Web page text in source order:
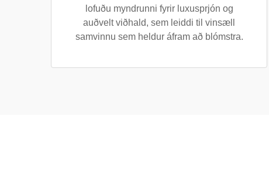
lofuðu myndrunni fyrir luxusprjón og
auðvelt viðhald, sem leiddi til vinsæll
samvinnu sem heldur áfram að blómstra.